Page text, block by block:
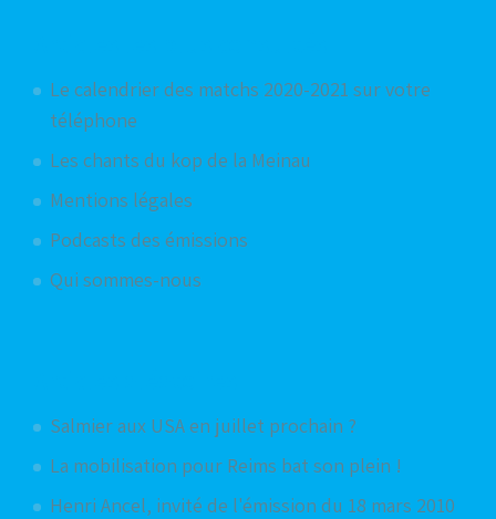
Le calendrier des matchs 2020-2021 sur votre
téléphone
Les chants du kop de la Meinau
Mentions légales
Podcasts des émissions
Qui sommes-nous
Salmier aux USA en juillet prochain ?
La mobilisation pour Reims bat son plein !
Henri Ancel, invité de l'émission du 18 mars 2010